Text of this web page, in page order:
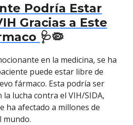
Podría Estar
Gracias a Este
🩺🦠
en la medicina, se ha
puede estar libre de
fármaco. Esta podría ser
lucha contra el VIH/SIDA,
ha afectado a millones de
mundo.